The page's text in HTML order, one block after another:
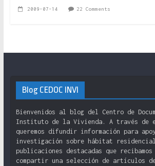
2009-07-14 22 Comments
Blog CEDOC INVI
Bienvenidos al blog del Centro de
Instituto de la Vivienda. A través de
queremos difundir información para
investigación sobre hábitat
publicaciones destacadas que recibamos
compartir una selección de artículos